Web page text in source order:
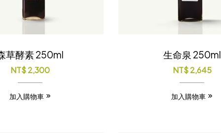
草酵素 250ml
NT$2,300
加入購物車
生命泉 250ml
NT$2,645
加入購物車